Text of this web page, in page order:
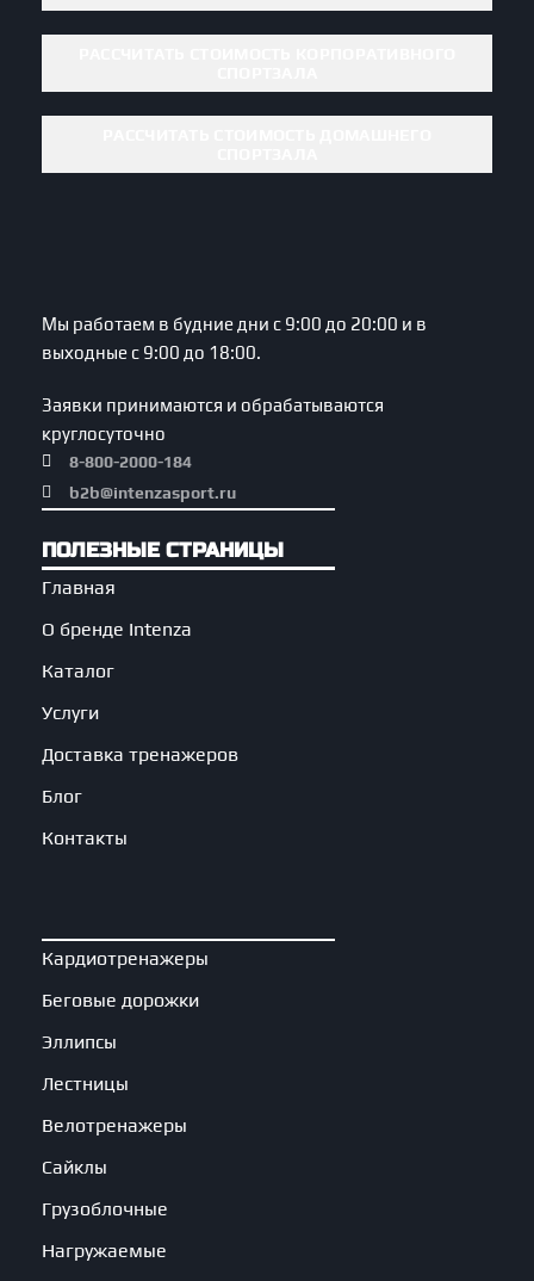
Мы работаем в будние дни с 9:00 до 20:00 и в
выходные с 9:00 до 18:00.
Заявки принимаются и обрабатываются
круглосуточно
8-800-2000-184
b2b@intenzasport.ru
ПОЛЕЗНЫЕ СТРАНИЦЫ
Главная
О бренде Intenza
Каталог
Услуги
Доставка тренажеров
Блог
Контакты
Кардиотренажеры
Беговые дорожки
Эллипсы
Лестницы
Велотренажеры
Сайклы
Грузоблочные
Нагружаемые